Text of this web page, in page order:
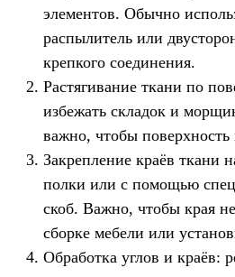
элементов. Обычно
распылитель или
крепкого соединения.
Растягивание ткани по
избежать складок и
важно, чтобы поверхность
Закрепление краёв ткани
полки или с помощью
скоб. Важно, чтобы края
сборке мебели или
Обработка углов и краёв: